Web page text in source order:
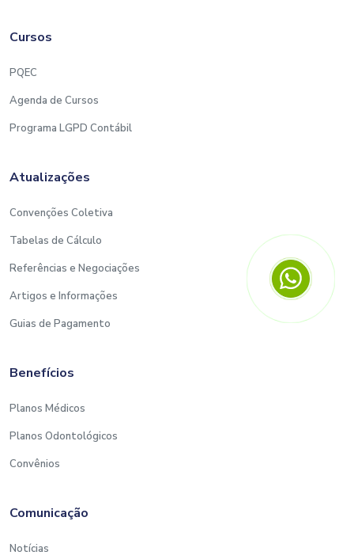
Cursos
PQEC
Agenda de Cursos
Programa LGPD Contábil
Atualizações
Convenções Coletiva
Tabelas de Cálculo
Referências e Negociações
Artigos e Informações
Guias de Pagamento
Benefícios
Planos Médicos
Planos Odontológicos
Convênios
Comunicação
Notícias